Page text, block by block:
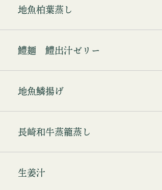
地魚柏葉蒸し
鱧麺 鱧出汁ゼリー
地魚鱗揚げ
長崎和牛蒸籠蒸し
生姜汁